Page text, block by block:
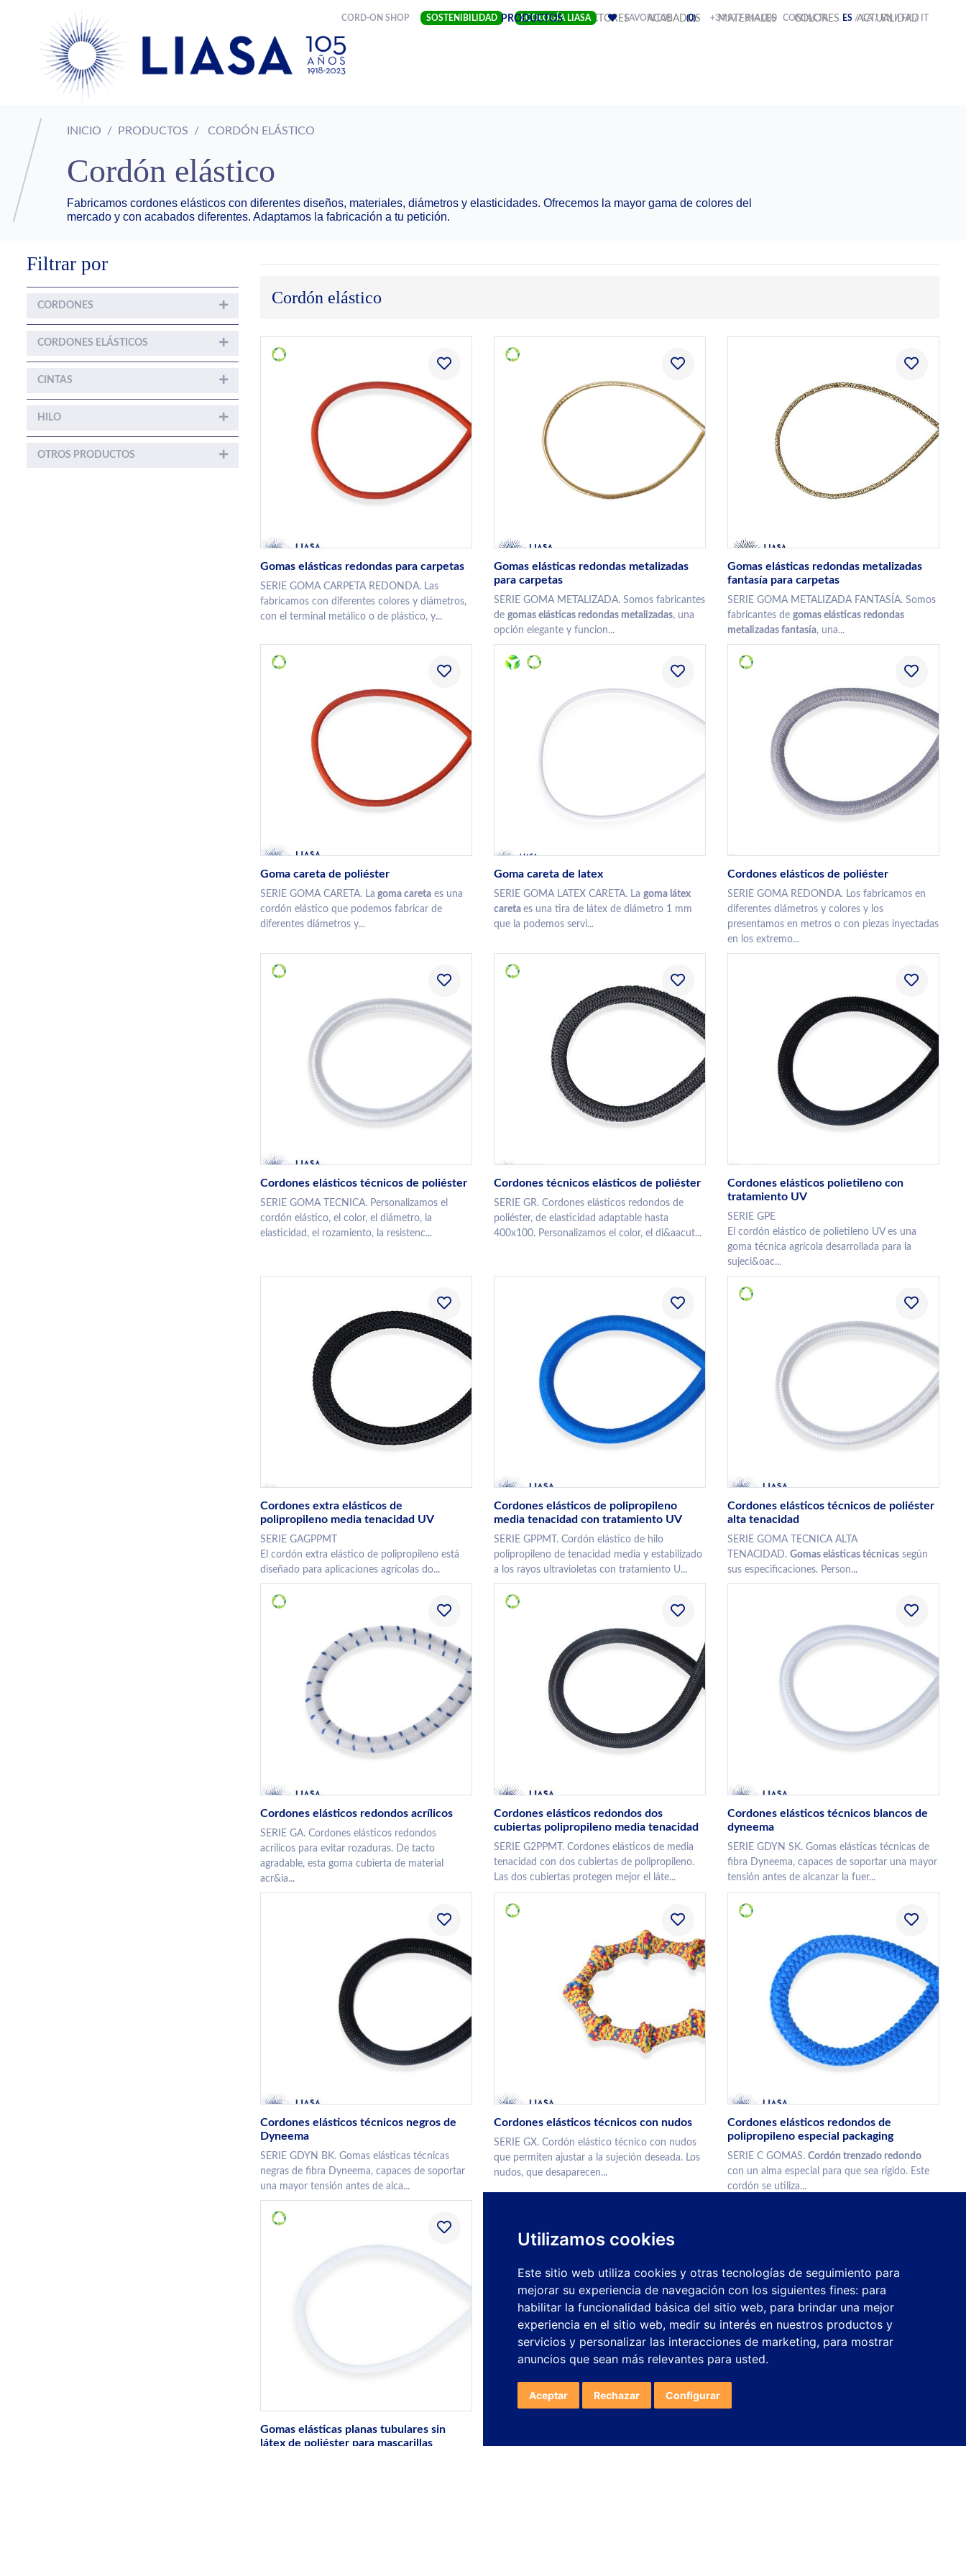
Utilizamos cookies
Este sitio web utiliza cookies y otras tecnologías de seguimiento para
mejorar su experiencia de navegación con los siguientes fines: para
habilitar la funcionalidad básica del sitio web, para brindar una mejor
experiencia en el sitio web, medir su interés en nuestros productos y
servicios y personalizar las interacciones de marketing, para mostrar
anuncios que sean más relevantes para usted.
Aceptar Rechazar Configurar
CORD-ON SHOP SOSTENIBILIDAD ECOLOGÍA LIASA FAVORITOS (0) +34 977 844 000 CONTACTA ES /CA /EN / FR / IT
EMPRESA(CURRENT)
PRODUCTOS SECTORES ACABADOS MATERIALES COLORES ACTUALIDAD
INICIO PRODUCTOS CORDÓN ELÁSTICO
Cordón elástico
Fabricamos cordones elásticos con diferentes diseños, materiales, diámetros y elasticidades. Ofrecemos la mayor gama de colores del
mercado y con acabados diferentes. Adaptamos la fabricación a tu petición.
Filtrar por
CORDONES
CORDONES ELÁSTICOS
CINTAS
HILO
OTROS PRODUCTOS
Cordón elástico
Gomas elásticas redondas para carpetas
SERIE GOMA CARPETA REDONDA. Las
fabricamos con diferentes colores y diámetros,
con el terminal metálico o de plástico, y...
Gomas elásticas redondas metalizadas
para carpetas
SERIE GOMA METALIZADA. Somos fabricantes
de gomas elásticas redondas metalizadas, una
opción elegante y funcion...
Gomas elásticas redondas metalizadas
fantasía para carpetas
SERIE GOMA METALIZADA FANTASÍA. Somos
fabricantes de gomas elásticas redondas
metalizadas fantasía, una...
Goma careta de poliéster
SERIE GOMA CARETA. La goma careta es una
cordón elástico que podemos fabricar de
diferentes diámetros y...
Goma careta de latex
SERIE GOMA LATEX CARETA. La goma látex
careta es una tira de látex de diámetro 1 mm
que la podemos servi...
Cordones elásticos de poliéster
SERIE GOMA REDONDA. Los fabricamos en
diferentes diámetros y colores y los
presentamos en metros o con piezas inyectadas
en los extremo...
Cordones elásticos técnicos de poliéster
SERIE GOMA TECNICA. Personalizamos el
cordón elástico, el color, el diámetro, la
elasticidad, el rozamiento, la resistenc...
Cordones técnicos elásticos de poliéster
SERIE GR. Cordones elásticos redondos de
poliéster, de elasticidad adaptable hasta
400x100. Personalizamos el color, el di&aacut...
Cordones elásticos polietileno con
tratamiento UV
SERIE GPE
El cordón elástico de polietileno UV es una
goma técnica agrícola desarrollada para la
sujeci&oac...
Cordones extra elásticos de
polipropileno media tenacidad UV
SERIE GAGPPMT
El cordón extra elástico de polipropileno está
diseñado para aplicaciones agrícolas do...
Cordones elásticos de polipropileno
media tenacidad con tratamiento UV
SERIE GPPMT. Cordón elástico de hilo
polipropileno de tenacidad media y estabilizado
a los rayos ultravioletas con tratamiento U...
Cordones elásticos técnicos de poliéster
alta tenacidad
SERIE GOMA TECNICA ALTA
TENACIDAD. Gomas elásticas técnicassegún
sus especificaciones. Person...
Cordones elásticos redondos acrílicos
SERIE GA. Cordones elásticos redondos
acrílicos para evitar rozaduras. De tacto
agradable, esta goma cubierta de material
acr&ia...
Cordones elásticos redondos dos
cubiertas polipropileno media tenacidad
SERIE G2PPMT. Cordones elásticos de media
tenacidad con dos cubiertas de polipropileno.
Las dos cubiertas protegen mejor el láte...
Cordones elásticos técnicos blancos de
dyneema
SERIE GDYN SK. Gomas elásticas técnicas de
fibra Dyneema, capaces de soportar una mayor
tensión antes de alcanzar la fuer...
Cordones elásticos técnicos negros de
Dyneema
SERIE GDYN BK. Gomas elásticas técnicas
negras de fibra Dyneema, capaces de soportar
una mayor tensión antes de alca...
Cordones elásticos técnicos con nudos
SERIE GX. Cordón elástico técnico con nudos
que permiten ajustar a la sujeción deseada. Los
nudos, que desaparecen...
Cordones elásticos redondos de
polipropileno especial packaging
SERIE C GOMAS. Cordón trenzado redondo
con un alma especial para que sea rígido. Este
cordón se utiliza...
Gomas elásticas planas tubulares sin
látex de poliéster para mascarillas
trenzado circular para mascarillas
poliéster para mascarillas